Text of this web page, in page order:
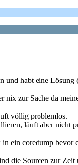
und habt eine
nix zur Sache da
völlig problemlos.
läuft aber nicht
ein coredump bevor
die Sourcen zur